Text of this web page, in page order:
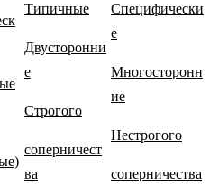
Типичные
Двусторонни
е
Строгого
соперничест
ва
Специфически
е
Многосторонн
ие
Нестрогого
соперничества